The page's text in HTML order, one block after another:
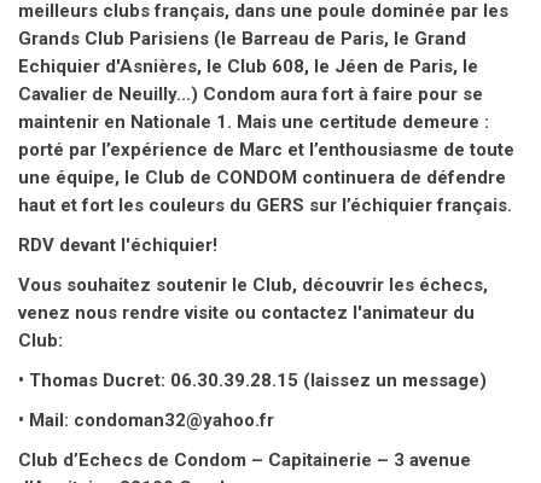
meilleurs clubs français, dans une poule dominée par les
Grands Club Parisiens (le Barreau de Paris, le Grand
Echiquier d'Asnières, le Club 608, le Jéen de Paris, le
Cavalier de Neuilly...) Condom aura fort à faire pour se
maintenir en Nationale 1. Mais une certitude demeure :
porté par l’expérience de Marc et l’enthousiasme de toute
une équipe, le Club de CONDOM continuera de défendre
haut et fort les couleurs du GERS sur l’échiquier français.
RDV devant l'échiquier!
Vous souhaitez soutenir le Club, découvrir les échecs,
venez nous rendre visite ou contactez l'animateur du
Club:
• Thomas Ducret: 06.30.39.28.15 (laissez un message)
• Mail: condoman32@yahoo.fr
Club d’Echecs de Condom – Capitainerie – 3 avenue